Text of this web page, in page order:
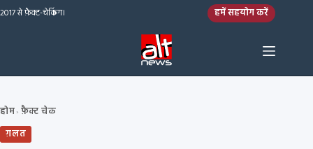
Skip to content
2017 से फ़ैक्ट-चेकिंग। हमें सहयोग करें
होम› फ़ैक्ट चेक
ग़लत